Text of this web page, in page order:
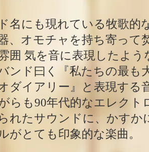
名にも現れている牧歌的
、オモチャを持ち寄って
囲 気を音に表現したよ
ンド曰く『私たちの最も
ダイアリー』と表現する
らも90年代的なエレクト
れたサウンドに、かすか
がとても印象的な楽曲。